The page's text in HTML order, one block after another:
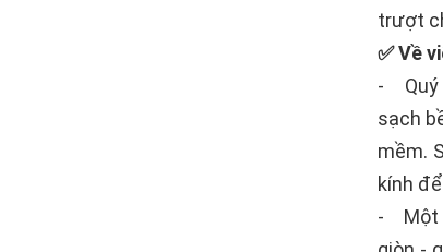
trượt
✅ Về
- Quý
sạch
mềm.
kính
- Một